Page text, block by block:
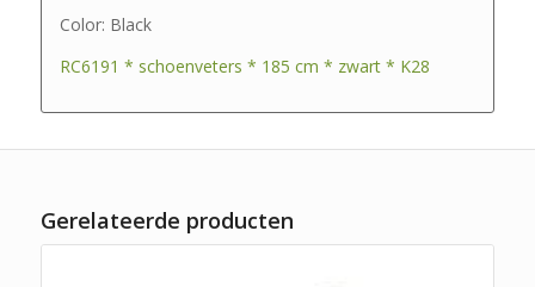
Color: Black
RC6191 * schoenveters * 185 cm * zwart * K28
Gerelateerde producten